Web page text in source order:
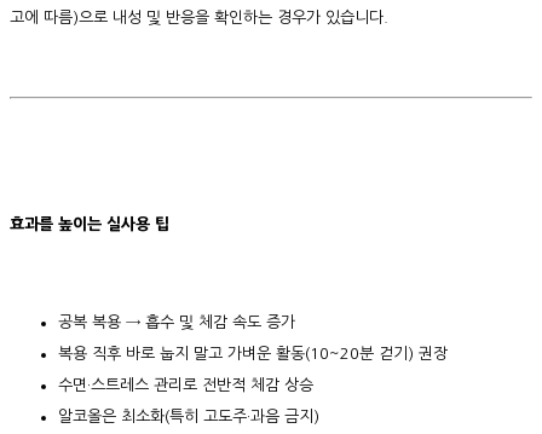
고에 따름)으로 내성 및 반응을 확인하는 경우가 있습니다.
효과를 높이는 실사용 팁
공복 복용 → 흡수 및 체감 속도 증가
복용 직후 바로 눕지 말고 가벼운 활동(10~20분 걷기) 권장
수면·스트레스 관리로 전반적 체감 상승
알코올은 최소화(특히 고도주·과음 금지)